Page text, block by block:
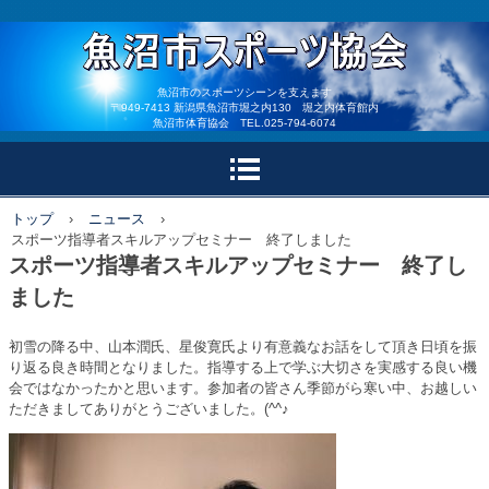
魚沼市体育協会 魚沼市
スポーツ少年団
魚沼市のスポーツシーンを支えます
〒949-7413 新潟県魚沼市堀之内130 堀之内体育館内
魚沼市体育協会 TEL.025-794-6074
トップ › ニュース
›
スポーツ指導者スキルアップセミナー 終了しました
スポーツ指導者スキルアップセミナー 終了し
ました
初雪の降る中、山本潤氏、星俊寛氏より有意義なお話をして頂き日頃を振
り返る良き時間となりました。指導する上で学ぶ大切さを実感する良い機
会ではなかったかと思います。参加者の皆さん季節がら寒い中、お越しい
ただきましてありがとうございました。(^^♪